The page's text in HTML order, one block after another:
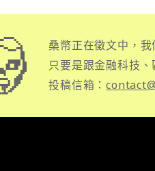
桑幣正在徵文中，
只要是跟金融科技
投稿信箱：